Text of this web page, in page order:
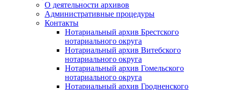
О деятельности архивов
Административные процедуры
Контакты
Нотариальный архив Брестского
нотариального округа
Нотариальный архив Витебского
нотариального округа
Нотариальный архив Гомельского
нотариального округа
Нотариальный архив Гродненского